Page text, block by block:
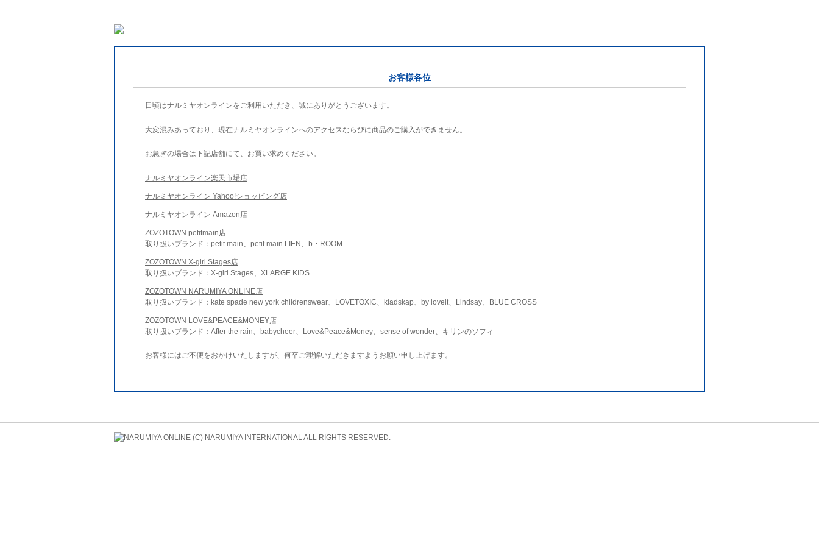
お客様各位
日頃はナルミヤオンラインをご利用いただき、誠にありがとうございます。
大変混みあっており、現在ナルミヤオンラインへのアクセスならびに商品のご購入ができません。
お急ぎの場合は下記店舗にて、お買い求めください。
ナルミヤオンライン楽天市場店
ナルミヤオンライン Yahoo!ショッピング店
ナルミヤオンライン Amazon店
ZOZOTOWN petitmain店
取り扱いブランド：petit main、petit main LIEN、b・ROOM
ZOZOTOWN X-girl Stages店
取り扱いブランド：X-girl Stages、XLARGE KIDS
ZOZOTOWN NARUMIYA ONLINE店
取り扱いブランド：kate spade new york childrenswear、LOVETOXIC、kladskap、by loveit、Lindsay、BLUE CROSS
ZOZOTOWN LOVE&PEACE&MONEY店
取り扱いブランド：After the rain、babycheer、Love&Peace&Money、sense of wonder、キリンのソフィ
お客様にはご不便をおかけいたしますが、何卒ご理解いただきますようお願い申し上げます。